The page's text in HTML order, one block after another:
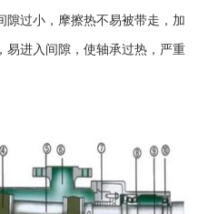
过小，摩擦热不易被带走，加
易进入间隙，使轴承过热，严重